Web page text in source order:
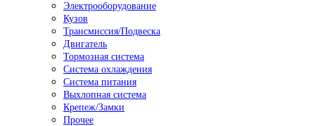
Электрооборудование
Кузов
Трансмиссия/Подвеска
Двигатель
Тормозная система
Система охлаждения
Система питания
Выхлопная система
Крепеж/Замки
Прочее